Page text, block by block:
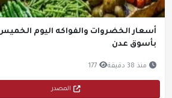
بأسوق عدن
منذ 38 دقيقة 177
المصدر